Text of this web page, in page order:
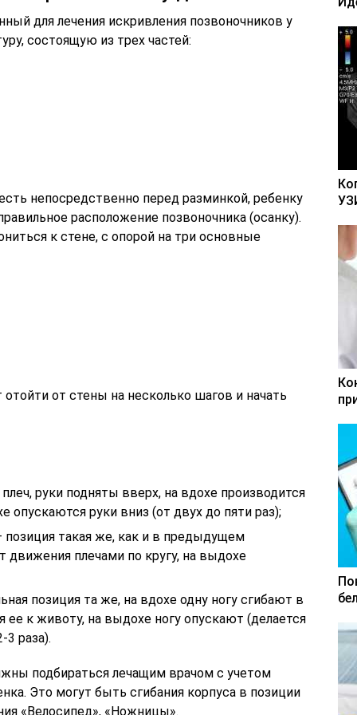
для лечения искривления позвоночников у
состоящую из трех частей:
непосредственно перед разминкой, ребенку
расположение позвоночника (осанку).
к стене, с опорой на три основные
от стены на несколько шагов и начать
руки подняты вверх, на вдохе производится
опускаются руки вниз (от двух до пяти раз);
такая же, как и в предыдущем
движения плечами по кругу, на выдохе
позиция та же, на вдохе одну ногу сгибают в
ее к животу, на выдохе ногу опускают (делается
3 раза).
подбираться лечащим врачом с учетом
Это могут быть сгибания корпуса в позиции
«Велосипед», «Ножницы».